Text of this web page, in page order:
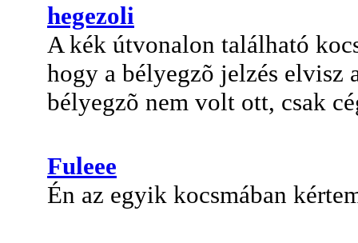
hegezoli
A kék útvonalon található
hogy a bélyegzõ jelzés
bélyegzõ nem volt ott, csak
Fuleee
Én az egyik kocsmában